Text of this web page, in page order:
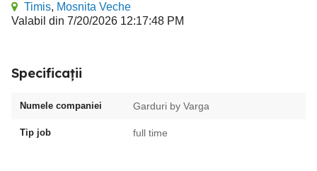
Timis, Mosnita Veche
Valabil din 7/20/2026 12:17:48 PM
Specificații
Numele companiei Garduri by Varga
Tip job full time